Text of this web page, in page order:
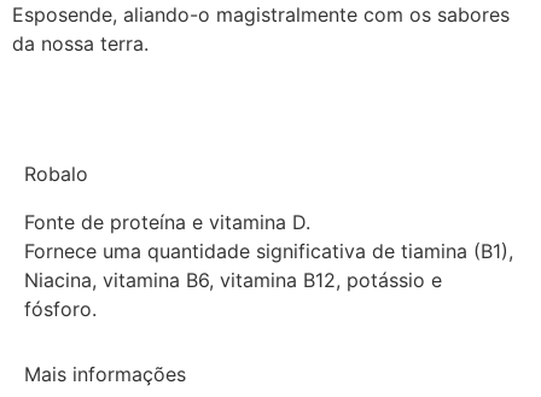
Esposende, aliando-o magistralmente com os sabores
da nossa terra.
Robalo
Fonte de proteína e vitamina D.
Fornece uma quantidade significativa de tiamina (B1),
Niacina, vitamina B6, vitamina B12, potássio e
fósforo.
Mais informações